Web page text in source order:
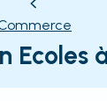
Ecoles